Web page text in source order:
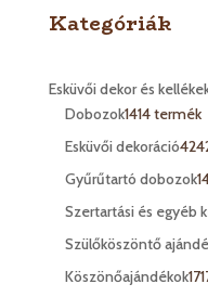
Kategóriák
Esküvői dekor és
Dobozok1414 termék
Esküvői dekoráció42
Gyűrűtartó dobozok
Szertartási és egyéb
Szülőköszöntő
Köszönőajándékok17